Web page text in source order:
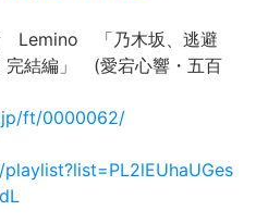
Lemino 「乃木坂、逃避
完結編」 (愛宕心響・五百
ft/0000062/